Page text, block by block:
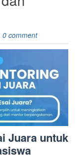
0 comment
Juara untuk